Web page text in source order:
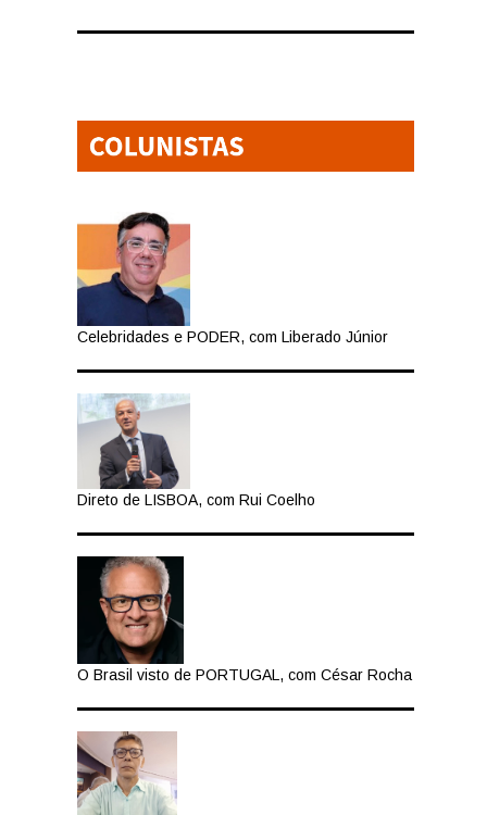
Celebridades e PODER, com Liberado Júnior
Direto de LISBOA, com Rui Coelho
O Brasil visto de PORTUGAL, com César Rocha